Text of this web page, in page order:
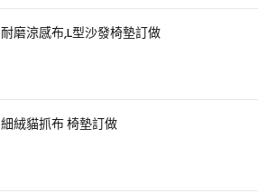
耐磨涼感布,L型沙發椅墊訂做
細絨貓抓布 椅墊訂做